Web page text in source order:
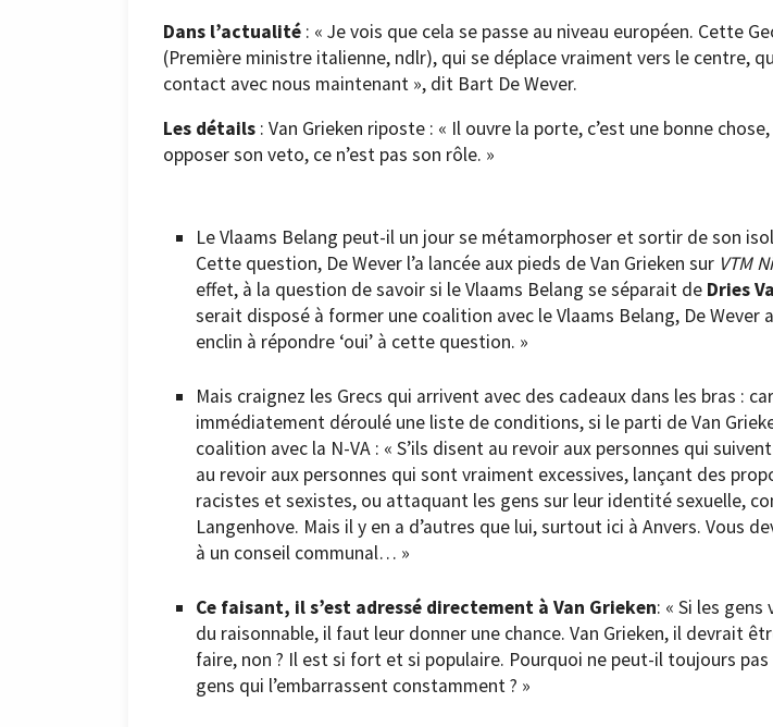
Dans l’actualité : « Je vois que cela se passe au niveau européen. Cette
(Première ministre italienne, ndlr), qui se déplace vraiment vers le centre,
contact avec nous maintenant », dit Bart De Wever.
Les détails : Van Grieken riposte : « Il ouvre la porte, c’est une bonne
opposer son veto, ce n’est pas son rôle. »
Le Vlaams Belang peut-il un jour se métamorphoser et sortir de son
Cette question, De Wever l’a lancée aux pieds de Van Grieken sur VTM
effet, à la question de savoir si le Vlaams Belang se séparait de Dries
serait disposé à former une coalition avec le Vlaams Belang, De Wever
enclin à répondre ‘oui’ à cette question. »
Mais craignez les Grecs qui arrivent avec des cadeaux dans les bras :
immédiatement déroulé une liste de conditions, si le parti de Van
coalition avec la N-VA : « S’ils disent au revoir aux personnes qui
au revoir aux personnes qui sont vraiment excessives, lançant des
racistes et sexistes, ou attaquant les gens sur leur identité sexuelle,
Langenhove. Mais il y en a d’autres que lui, surtout ici à Anvers. Vous
à un conseil communal… »
Ce faisant, il s’est adressé directement à Van Grieken: « Si les
du raisonnable, il faut leur donner une chance. Van Grieken, il devrait
faire, non ? Il est si fort et si populaire. Pourquoi ne peut-il toujours
gens qui l’embarrassent constamment ? »